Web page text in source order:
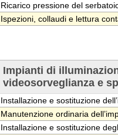
Ricarico pressione del
Ispezioni, collaudi e lettura
Impianti di
videosorveglianza e
Installazione e sostituzione
Manutenzione ordinaria
Installazione e sostituzione